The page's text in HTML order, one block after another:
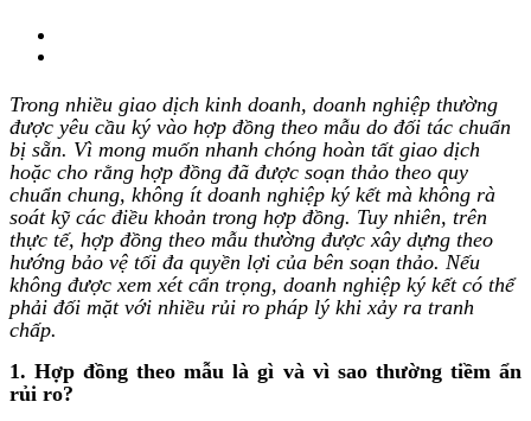
Trong nhiều giao dịch kinh doanh, doanh nghiệp thường
được yêu cầu ký vào hợp đồng theo mẫu do đối tác chuẩn
bị sẵn. Vì mong muốn nhanh chóng hoàn tất giao dịch
hoặc cho rằng hợp đồng đã được soạn thảo theo quy
chuẩn chung, không ít doanh nghiệp ký kết mà không rà
soát kỹ các điều khoản trong hợp đồng. Tuy nhiên, trên
thực tế, hợp đồng theo mẫu thường được xây dựng theo
hướng bảo vệ tối đa quyền lợi của bên soạn thảo. Nếu
không được xem xét cẩn trọng, doanh nghiệp ký kết có thể
phải đối mặt với nhiều rủi ro pháp lý khi xảy ra tranh
chấp.
1. Hợp đồng theo mẫu là gì và vì sao thường tiềm ẩn
rủi ro?